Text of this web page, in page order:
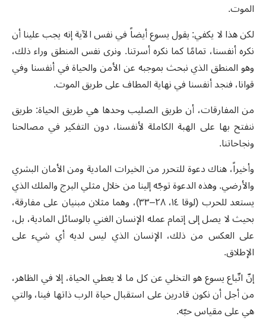
الموت.
لكن هذا لا يكفي:يقول يسوع أيضاً في نفس الآية إنه يجب علينا أن
نكره أنفسنا، تمامًا كما نكره أسرتنا. ونرى نفس المنطق وراء ذلك،
وهو المنطق الذي نبحث بموجبه عن الأمن والحياة في أنفسنا وفي
قوانا، فنجد أنفسنا في نهاية المطاف على طريق الموت.
من المفارقات، أن طريق الصليب وحدها هي طريق الحياة: طريق
ننفتح بها على الهبة الكاملة لأنفسنا، دون التفكير في مصالحنا
ونجاحاتنا.
وأخيراً، هناك دعوة للتحرر من الخيرات المادية ومن الأمان البشري
والأرضي.وهذه الدعوة توجّه إلينا من خلال مثلي البرج والملك الذي
يستعد للحرب(لوقا ١٤، ٢٨ –٣٣)، وهما مثلان مبنيان على مفارقة،
بحيث لا يصل إلى إتمام عمله الإنسان الغني بالوسائل المادية، بل،
على العكس من ذلك، الإنسان الذي ليس لديه أي شيء على
الإطلاق.
إنّ اتّباع يسوع هو التخلي عن كل ما لا يعطي الحياة، إلا في الظاهر،
من أجل أن نكون قادرين على استقبال حياة الرب ذاتها فينا، والتي
هي على مقياس حبّه.